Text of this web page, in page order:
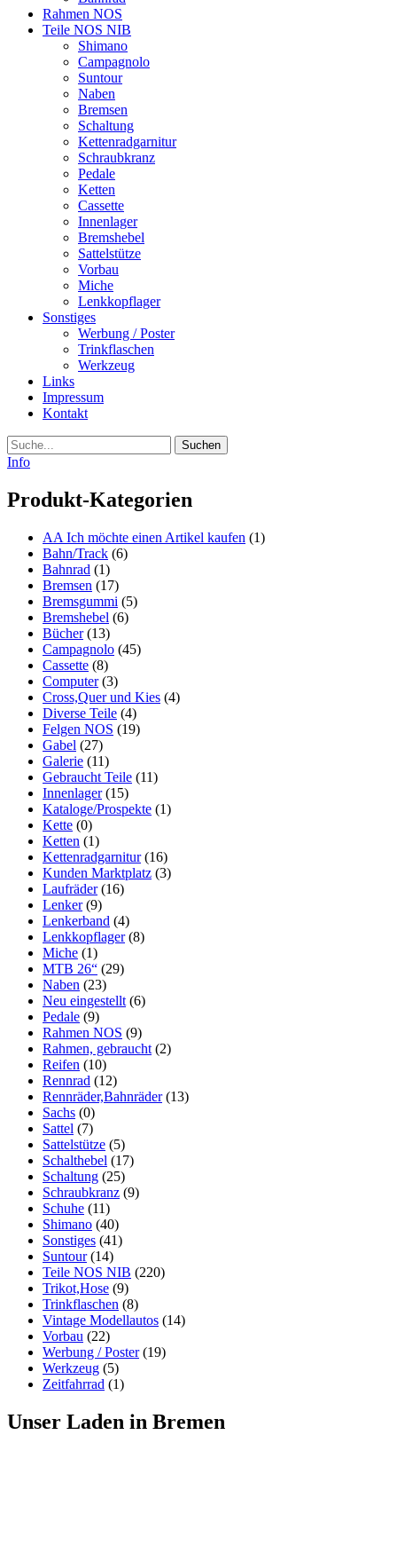
Rahmen NOS
Teile NOS NIB
Shimano
Campagnolo
Suntour
Naben
Bremsen
Schaltung
Kettenradgarnitur
Schraubkranz
Pedale
Ketten
Cassette
Innenlager
Bremshebel
Sattelstütze
Vorbau
Miche
Lenkkopflager
Sonstiges
Werbung / Poster
Trinkflaschen
Werkzeug
Links
Impressum
Kontakt
Suche
Info
Produkt-Kategorien
AA Ich möchte einen Artikel kaufen (1)
Bahn/Track (6)
Bahnrad (1)
Bremsen (17)
Bremsgummi (5)
Bremshebel (6)
Bücher (13)
Campagnolo (45)
Cassette (8)
Computer (3)
Cross,Quer und Kies (4)
Diverse Teile (4)
Felgen NOS (19)
Gabel (27)
Galerie (11)
Gebraucht Teile (11)
Innenlager (15)
Kataloge/Prospekte (1)
Kette (0)
Ketten (1)
Kettenradgarnitur (16)
Kunden Marktplatz (3)
Laufräder (16)
Lenker (9)
Lenkerband (4)
Lenkkopflager (8)
Miche (1)
MTB 26“ (29)
Naben (23)
Neu eingestellt (6)
Pedale (9)
Rahmen NOS (9)
Rahmen, gebraucht (2)
Reifen (10)
Rennrad (12)
Rennräder,Bahnräder (13)
Sachs (0)
Sattel (7)
Sattelstütze (5)
Schalthebel (17)
Schaltung (25)
Schraubkranz (9)
Schuhe (11)
Shimano (40)
Sonstiges (41)
Suntour (14)
Teile NOS NIB (220)
Trikot,Hose (9)
Trinkflaschen (8)
Vintage Modellautos (14)
Vorbau (22)
Werbung / Poster (19)
Werkzeug (5)
Zeitfahrrad (1)
Unser Laden in Bremen